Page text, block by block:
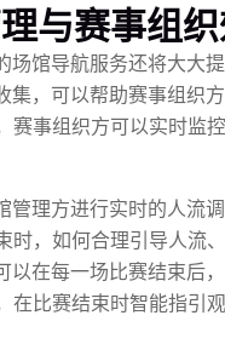
与赛事组
场馆导航服务还将大大
集，可以帮助赛事组织
赛事组织方可以实时监
管理方进行实时的人流
时，如何合理引导人流
以在每一场比赛结束后
在比赛结束时智能指引